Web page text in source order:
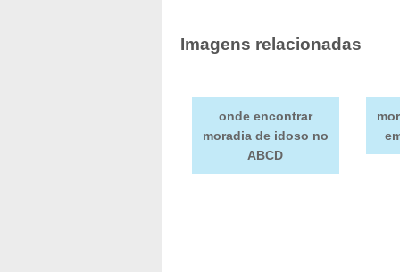
Imagens relacionadas
onde encontrar
moradia de idoso no
ABCD